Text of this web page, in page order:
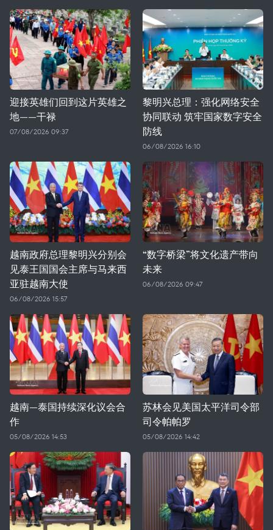
迎接英雄们回到这片英雄之
地——干禄
07/08/2026 09:37
黎明兴总理：强化网络安全
协同联动 筑牢国家数字安全
防线
06/08/2026 16:10
越南政府总理黎明兴分别会
见泰王国国会主席与马来西
亚驻越南大使
06/08/2026 15:57
“数字桥梁”将文化遗产带向
未来
06/08/2026 09:47
越南—泰国持续深化议会合
作
05/08/2026 14:53
苏林会见美国太平洋司令部
司令帕帕罗
05/08/2026 14:42